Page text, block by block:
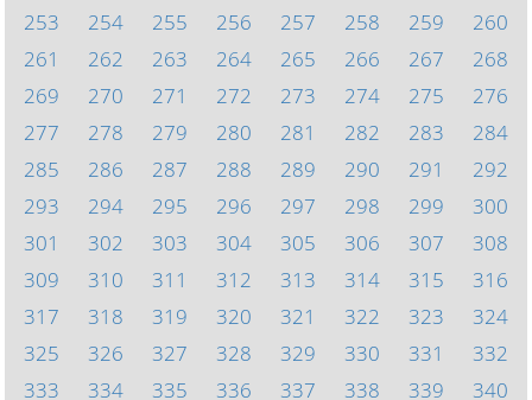
253
254 255 256 257 258 259
260
261
262 263 264 265 266 267
268
269
270 271 272 273 274 275
276
277
278 279 280 281 282 283
284
285
286 287 288 289 290 291
292
293
294 295 296 297 298 299
300
301
302 303 304 305 306 307
308
309
310 311 312 313 314 315
316
317
318 319 320 321 322 323
324
325
326 327 328 329 330 331
332
333
334 335 336 337 338 339 340